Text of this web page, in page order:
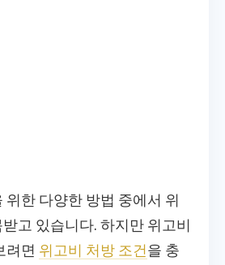
위한 다양한 방법 중에서 위
고 있습니다. 하지만 위고비
려면 위고비 처방 조건을 충